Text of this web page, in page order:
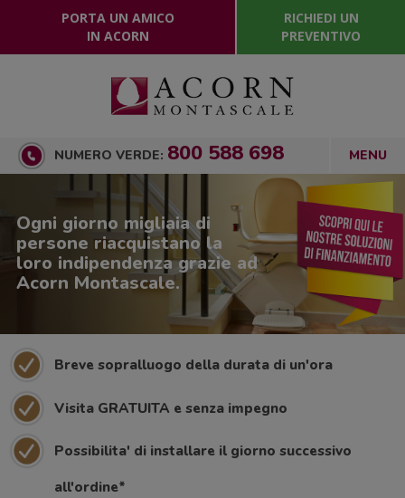
PORTA UN AMICO
IN ACORN
RICHIEDI UN
PREVENTIVO
NUMERO VERDE: 800 588 698
Ogni giorno migliaia di
persone riacquistano la
loro indipendenza grazie ad
Acorn Montascale.
Breve sopralluogo della durata di un'ora
Visita GRATUITA e senza impegno
Possibilita' di installare il giorno successivo
all'ordine*